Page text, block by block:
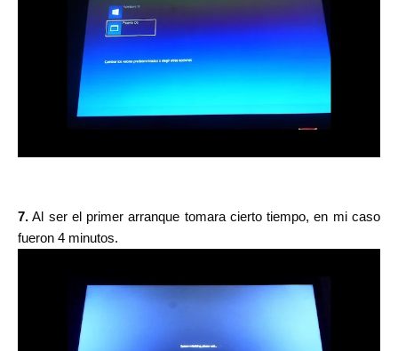
7. Al ser el primer arranque tomara cierto tiempo, en mi caso
fueron 4 minutos.